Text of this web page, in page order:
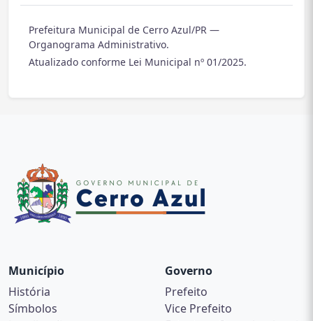
Prefeitura Municipal de Cerro Azul/PR —
Organograma Administrativo.
Atualizado conforme Lei Municipal nº 01/2025.
Município
História
Símbolos
Governo
Prefeito
Vice Prefeito